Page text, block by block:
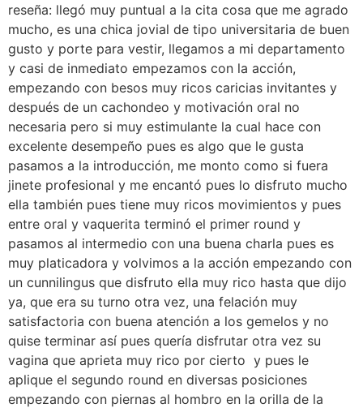
reseña: llegó muy puntual a la cita cosa que me agrado
mucho, es una chica jovial de tipo universitaria de buen
gusto y porte para vestir, llegamos a mi departamento
y casi de inmediato empezamos con la acción,
empezando con besos muy ricos caricias invitantes y
después de un cachondeo y motivación oral no
necesaria pero si muy estimulante la cual hace con
excelente desempeño pues es algo que le gusta
pasamos a la introducción, me monto como si fuera
jinete profesional y me encantó pues lo disfruto mucho
ella también pues tiene muy ricos movimientos y pues
entre oral y vaquerita terminó el primer round y
pasamos al intermedio con una buena charla pues es
muy platicadora y volvimos a la acción empezando con
un cunnilingus que disfruto ella muy rico hasta que dijo
ya, que era su turno otra vez, una felación muy
satisfactoria con buena atención a los gemelos y no
quise terminar así pues quería disfrutar otra vez su
vagina que aprieta muy rico por cierto y pues le
aplique el segundo round en diversas posiciones
empezando con piernas al hombro en la orilla de la